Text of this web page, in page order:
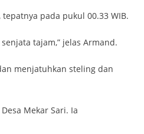
pada pukul 00.33 WIB.
tajam,” jelas Armand.
menjatuhkan steling dan
Mekar Sari. Ia